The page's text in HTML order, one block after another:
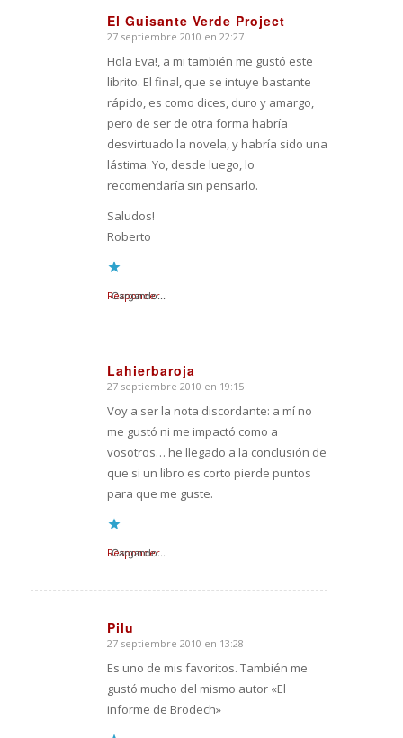
El Guisante Verde Project
Dice:
27 septiembre 2010 en 22:27
Hola Eva!, a mi también me gustó este
librito. El final, que se intuye bastante
rápido, es como dices, duro y amargo,
pero de ser de otra forma habría
desvirtuado la novela, y habría sido una
lástima. Yo, desde luego, lo
recomendaría sin pensarlo.
Saludos!
Roberto
Cargando...
Responder
Lahierbaroja
Dice:
27 septiembre 2010 en 19:15
Voy a ser la nota discordante: a mí no
me gustó ni me impactó como a
vosotros… he llegado a la conclusión de
que si un libro es corto pierde puntos
para que me guste.
Cargando...
Responder
Pilu
Dice:
27 septiembre 2010 en 13:28
Es uno de mis favoritos. También me
gustó mucho del mismo autor «El
informe de Brodech»